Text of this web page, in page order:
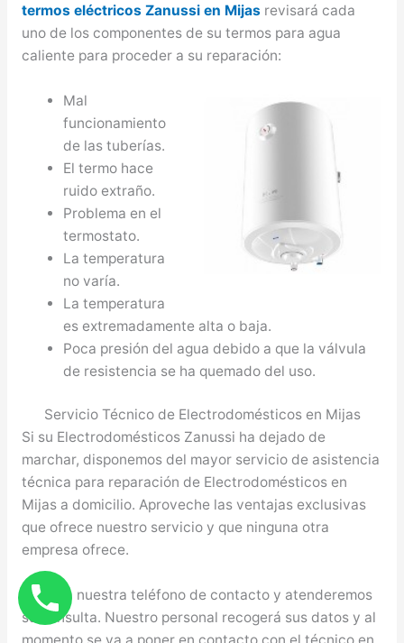
termos eléctricos Zanussi en Mijasrevisará cada
uno de los componentes de su termos para agua
caliente para proceder a su reparación:
Mal
funcionamiento
de las tuberías.
El termo hace
ruido extraño.
Problema en el
termostato.
La temperatura
no varía.
La temperatura
es extremadamente alta o baja.
Poca presión del agua debido a que la válvula
de resistencia se ha quemado del uso.
Servicio Técnico de Electrodomésticos en Mijas
Si su Electrodomésticos Zanussi ha dejado de
marchar, disponemos del mayor servicio de asistencia
técnica para reparación de Electrodomésticos en
Mijas a domicilio. Aproveche las ventajas exclusivas
que ofrece nuestro servicio y que ninguna otra
empresa ofrece.
Llame a nuestra teléfono de contacto y atenderemos
su consulta. Nuestro personal recogerá sus datos y al